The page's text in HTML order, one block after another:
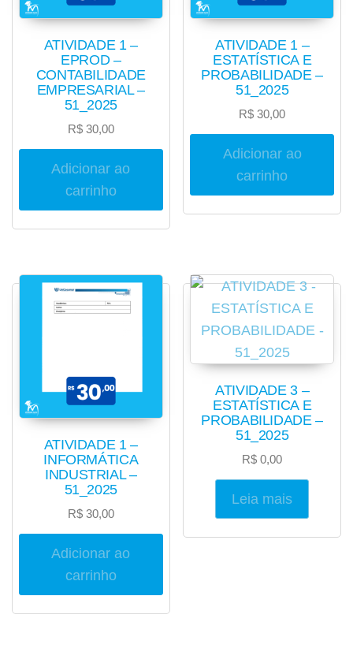
ATIVIDADE 1 –
EPROD –
CONTABILIDADE
EMPRESARIAL –
51_2025
R$30,00
Adicionar ao
carrinho
ATIVIDADE 1 –
ESTATÍSTICA E
PROBABILIDADE –
51_2025
R$ 30,00
Adicionar ao
carrinho
ATIVIDADE 1 –
INFORMÁTICA
INDUSTRIAL –
51_2025
R$30,00
Adicionar ao
carrinho
ATIVIDADE 3 –
ESTATÍSTICA E
PROBABILIDADE –
51_2025
R$ 0,00
Leia mais